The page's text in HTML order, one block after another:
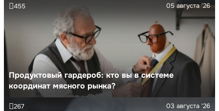
Продуктовый гардероб: кто вы в системе
координат мясного рынка?
05 августа '26
455
03 августа '26
267